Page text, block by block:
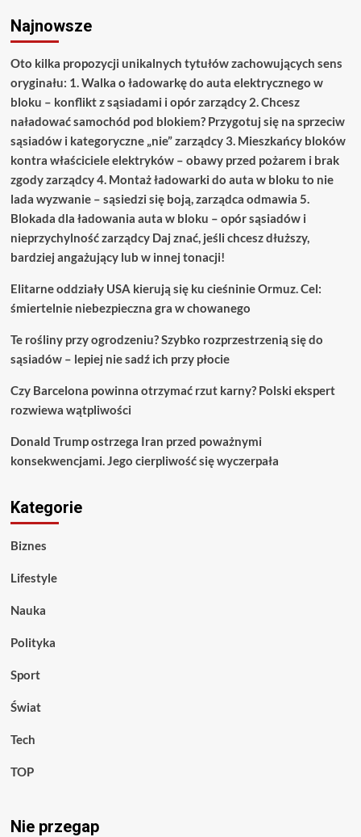
Najnowsze
Oto kilka propozycji unikalnych tytułów zachowujących sens
oryginału: 1. Walka o ładowarkę do auta elektrycznego w
bloku – konflikt z sąsiadami i opór zarządcy 2. Chcesz
naładować samochód pod blokiem? Przygotuj się na sprzeciw
sąsiadów i kategoryczne „nie” zarządcy 3. Mieszkańcy bloków
kontra właściciele elektryków – obawy przed pożarem i brak
zgody zarządcy 4. Montaż ładowarki do auta w bloku to nie
lada wyzwanie – sąsiedzi się boją, zarządca odmawia 5.
Blokada dla ładowania auta w bloku – opór sąsiadów i
nieprzychylność zarządcy Daj znać, jeśli chcesz dłuższy,
bardziej angażujący lub w innej tonacji!
Elitarne oddziały USA kierują się ku cieśninie Ormuz. Cel:
śmiertelnie niebezpieczna gra w chowanego
Te rośliny przy ogrodzeniu? Szybko rozprzestrzenią się do
sąsiadów – lepiej nie sadź ich przy płocie
Czy Barcelona powinna otrzymać rzut karny? Polski ekspert
rozwiewa wątpliwości
Donald Trump ostrzega Iran przed poważnymi
konsekwencjami. Jego cierpliwość się wyczerpała
Kategorie
Biznes
Lifestyle
Nauka
Polityka
Sport
Świat
Tech
TOP
Nie przegap